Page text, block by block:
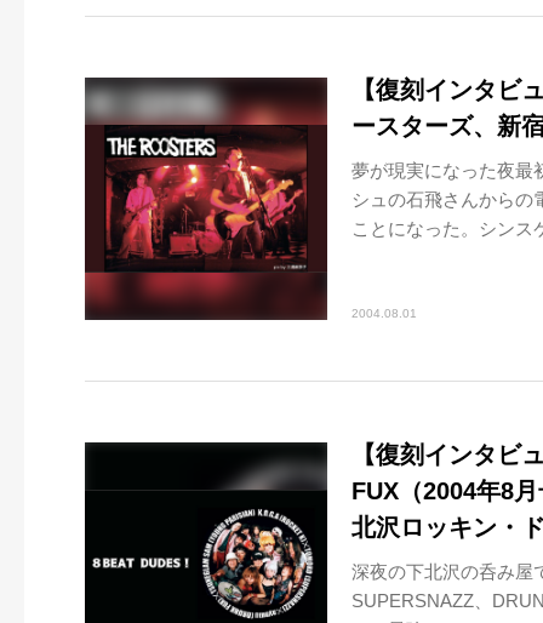
【復刻インタビ
ースターズ、新
夢が現実になった夜最
シュの石飛さんからの
ことになった。シンス
2004.08.01
【復刻インタビ
FUX（2004年8
北沢ロッキン・
深夜の下北沢の呑み屋
SUPERSNAZZ、